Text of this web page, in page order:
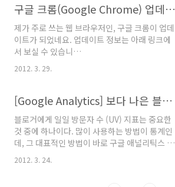
많은 책들을 읽어왔는데, 이책이 제일 최고인 듯
하다!! 님아 짱먹으셈!! 데이터과학에 관심있으
면 꼭 봐라! 두번봐라!! [Reviews/Book] - [한
빛리더스] 데이터/수치 분석을 위한 파이썬 라이
브러리 SciPy와 NumPy [Reviews/Book] -
[한빛리더스] R로 배우는 데이터 분석 기본기 데
구글 크롬(Google Chrome) 업데이트!! (18.0.1025.142 m)
제가 주로 쓰는 웹 브라우저인, 구글 크롬이 업데
이트가 되었네요. 업데이트 정보는 아래 링크에
서 보실 수 있습니
channel-release-and-beta-channel.html
better-graphics.html 보안 업데이트 9건에
대해서도 이루어졌네요. 구글 크롬 사용하시는
분들은 업데이트 하셔서 쓰시면 되겠네요. 업데
이트 방법은 아래에1. 구글 크롬에서 도구
(Chrome 설정 및 관리)를 클릭합니다. 2.
Chrome 정보 를 클릭합니다. 3. Chrome 정보
2012. 3. 29.
[Google Analytics] 보다 나은 블로깅을 위한 구글 웹 로그 분석기 티스토리 적용 방법
블로거에게 일일 방문자 수 (UV) 지표는 중요한
것 중에 하나이다. 많이 사용하는 방법이 통계인
데, 그 대표적인 방법이 바로 구글 애널리틱스 이
다. http://www.google.com/analytics/ 나
도 구글 애널리틱스를 적용 해보기로 했다. 우선
2012. 3. 24.